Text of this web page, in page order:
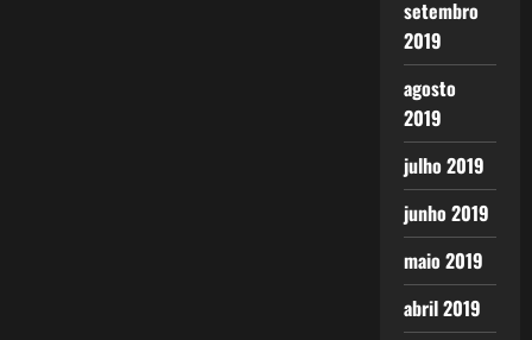
setembro
2019
agosto
2019
julho 2019
junho 2019
maio 2019
abril 2019